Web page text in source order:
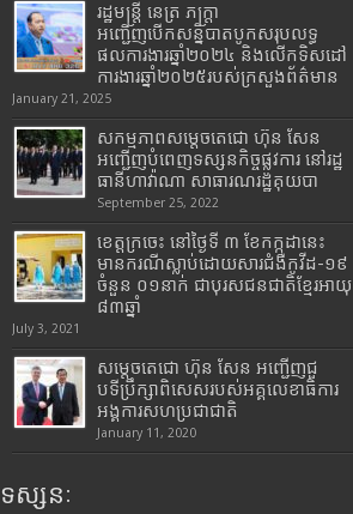
រដ្ឋមន្រ្តី​ នេត្រ​ ភក្ត្រា​
អញ្ជើញបើកសន្និបាតបូកសរុបលទ្ធ
ផលការងារឆ្នាំ២០២៤ និងលើកទិសដៅ
ការងារឆ្នាំ២០២៥របស់​ក្រសួង​ព័ត៌មាន​
January 21, 2025
សកម្មភាពសម្តេចតេជោ ហ៊ុន សែន
អញ្ជើញបំពេញទស្សនកិច្ចផ្លូវការ នៅរដ្ឋ
ធានីហាវ៉ាណា សាធារណរដ្ឋគុយបា
September 25, 2022
ខេត្តក្រចេះ នៅថ្ងៃទី ៣ ខែកក្កដានេះ
មានករណីស្លាប់ដោយសារជំងឺកូវីដ-១៩
ចំនួន ០១នាក់ ជាបុរសជនជាតិខ្មែរអាយុ
៨៣ឆ្នាំ
July 3, 2021
សម្តេចតេជោ ហ៊ុន សែន អញ្ជើញជួ
បទីប្រឹក្សាពិសេសរបស់អគ្គលេខាធិការ
អង្គការសហប្រជាជាតិ
January 11, 2020
ទស្សនៈ